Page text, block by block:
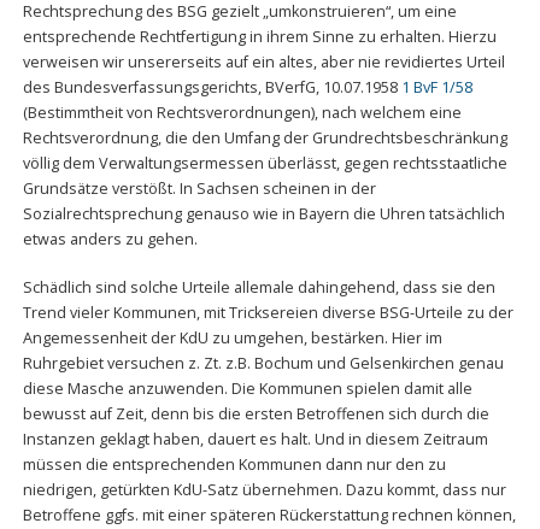
Rechtsprechung des BSG gezielt „umkonstruieren“, um eine
entsprechende Rechtfertigung in ihrem Sinne zu erhalten. Hierzu
verweisen wir unsererseits auf ein altes, aber nie revidiertes Urteil
des Bundesverfassungsgerichts, BVerfG, 10.07.1958 1 BvF 1/58
(Bestimmtheit von Rechtsverordnungen), nach welchem eine
Rechtsverordnung, die den Umfang der Grundrechtsbeschränkung
völlig dem Verwaltungsermessen überlässt, gegen rechtsstaatliche
Grundsätze verstößt. In Sachsen scheinen in der
Sozialrechtsprechung genauso wie in Bayern die Uhren tatsächlich
etwas anders zu gehen.
Schädlich sind solche Urteile allemale dahingehend, dass sie den
Trend vieler Kommunen, mit Tricksereien diverse BSG-Urteile zu der
Angemessenheit der KdU zu umgehen, bestärken. Hier im
Ruhrgebiet versuchen z. Zt. z.B. Bochum und Gelsenkirchen genau
diese Masche anzuwenden. Die Kommunen spielen damit alle
bewusst auf Zeit, denn bis die ersten Betroffenen sich durch die
Instanzen geklagt haben, dauert es halt. Und in diesem Zeitraum
müssen die entsprechenden Kommunen dann nur den zu
niedrigen, getürkten KdU-Satz übernehmen. Dazu kommt, dass nur
Betroffene ggfs. mit einer späteren Rückerstattung rechnen können,